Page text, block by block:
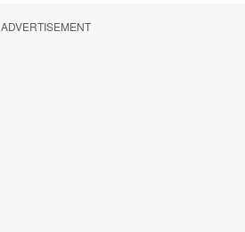
ADVERTISEMENT